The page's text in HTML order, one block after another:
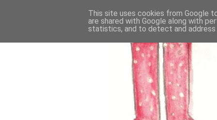
This site uses cookies from Google
are shared with Google along with
statistics, and to detect and address